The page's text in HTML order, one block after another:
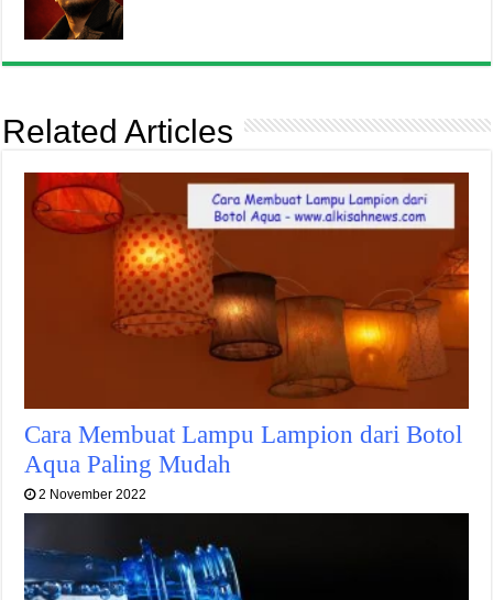
Related Articles
Cara Membuat Lampu Lampion dari Botol
Aqua Paling Mudah
2 November 2022